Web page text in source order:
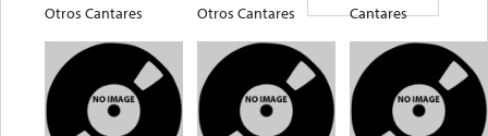
Otros Cantares
Otros Cantares
Cantares